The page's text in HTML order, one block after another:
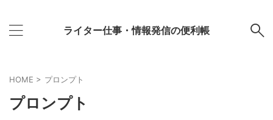
ライター仕事・情報発信の便利帳
HOME > プロンプト
プロンプト